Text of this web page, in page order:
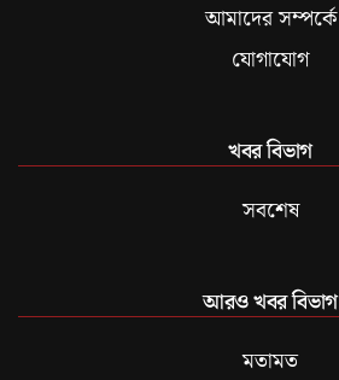
আমাদের সম্পর্কে
যোগাযোগ
খবর বিভাগ
সবশেষ
আরও খবর বিভাগ
মতামত